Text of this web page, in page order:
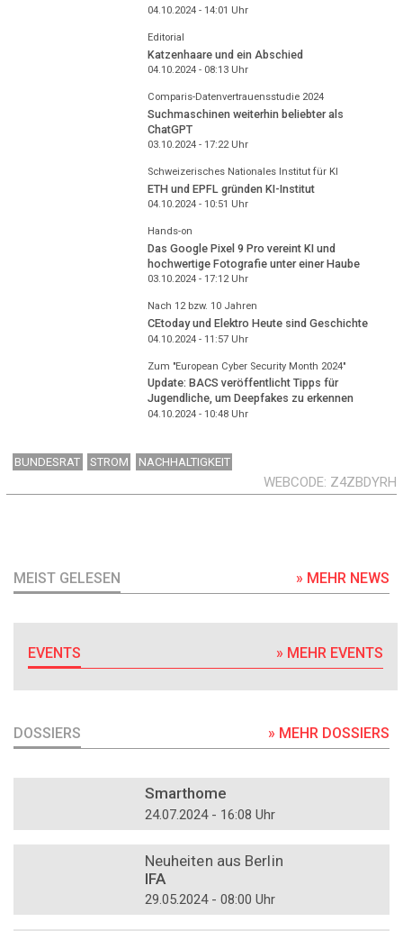
04.10.2024 - 14:01 Uhr
Editorial
Katzenhaare und ein Abschied
04.10.2024 - 08:13Uhr
Comparis-Datenvertrauensstudie 2024
Suchmaschinen weiterhin beliebter als
ChatGPT
03.10.2024 - 17:22Uhr
Schweizerisches Nationales Institut für KI
ETH und EPFL gründen KI-Institut
04.10.2024 - 10:51 Uhr
Hands-on
Das Google Pixel 9 Pro vereint KI und
hochwertige Fotografie unter einer Haube
03.10.2024 - 17:12Uhr
Nach 12 bzw. 10 Jahren
CEtoday und Elektro Heute sind Geschichte
04.10.2024 - 11:57Uhr
Zum "European Cyber Security Month 2024"
Update: BACS veröffentlicht Tipps für
Jugendliche, um Deepfakes zu erkennen
04.10.2024 - 10:48Uhr
BUNDESRAT STROM NACHHALTIGKEIT
WEBCODE Z4ZBDYRH
MEIST GELESEN » MEHR NEWS
EVENTS » MEHR EVENTS
DOSSIERS » MEHR DOSSIERS
Smarthome
24.07.2024 - 16:08 Uhr
Neuheiten aus Berlin
IFA
29.05.2024 - 08:00 Uhr